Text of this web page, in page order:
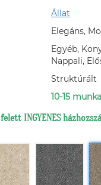
Állat
Elegáns,
Egyéb,
Nappali,
Struktúrált
10-15
INGYENES